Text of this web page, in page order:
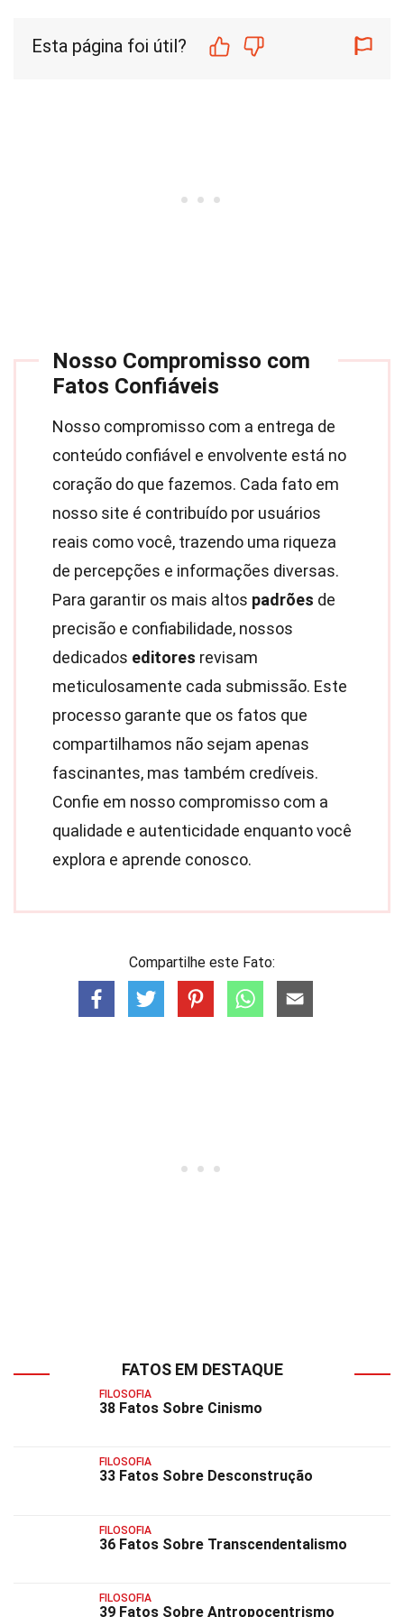
Esta página foi útil?
Nosso Compromisso com
Fatos Confiáveis
Nosso compromisso com a entrega de
conteúdo confiável e envolvente está no
coração do que fazemos. Cada fato em
nosso site é contribuído por usuários
reais como você, trazendo uma riqueza
de percepções e informações diversas.
Para garantir os mais altos padrões de
precisão e confiabilidade, nossos
dedicados editores revisam
meticulosamente cada submissão. Este
processo garante que os fatos que
compartilhamos não sejam apenas
fascinantes, mas também credíveis.
Confie em nosso compromisso com a
qualidade e autenticidade enquanto você
explora e aprende conosco.
Compartilhe este Fato:
FATOS EM DESTAQUE
FILOSOFIA
38 Fatos Sobre Cinismo
FILOSOFIA
33 Fatos Sobre Desconstrução
FILOSOFIA
36 Fatos Sobre Transcendentalismo
FILOSOFIA
39 Fatos Sobre Antropocentrismo